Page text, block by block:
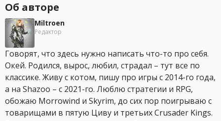
Об авторе
Miltroen
Редактор
Говорят, что здесь нужно написать что-то про себя.
Окей. Родился, вырос, любил, страдал – тут все по
классике. Живу с котом, пишу про игры с 2014-го года,
а на Shazoo – с 2021-го. Люблю стратегии и RPG,
обожаю Morrowind и Skyrim, до сих пор поигрываю с
товарищами в пятую Циву и третьих Crusader Kings.